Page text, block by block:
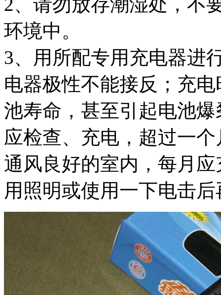
2、请勿放存潮湿处，不
环境中。
3、用所配专用充电器进
电器极性不能接反；充
池寿命，甚至引起电池
应检查、充电，超过一
通风良好的室内，每月
用照明或使用一下电击